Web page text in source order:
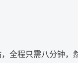
全程只需八分钟，